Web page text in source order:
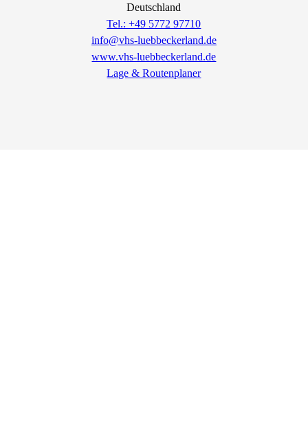
Deutschland
Tel.: +49 5772 97710
info@vhs-luebbeckerland.de
www.vhs-luebbeckerland.de
Lage & Routenplaner